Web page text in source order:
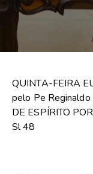
QUINTA-FEIRA
pelo Pe Reginaldo
DE ESPÍRITO
Sl 48